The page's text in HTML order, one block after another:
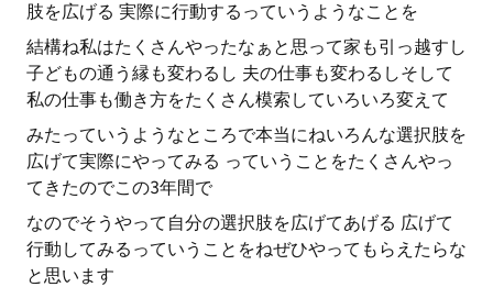
肢を広げる 実際に行動するっていうようなことを
結構ね私はたくさんやったなぁと思って家も引っ越すし
子どもの通う縁も変わるし 夫の仕事も変わるしそして
私の仕事も働き方をたくさん模索していろいろ変えて
みたっていうようなところで本当にねいろんな選択肢を
広げて実際にやってみる っていうことをたくさんやっ
てきたのでこの3年間で
なのでそうやって自分の選択肢を広げてあげる 広げて
行動してみるっていうことをねぜひやってもらえたらな
と思います